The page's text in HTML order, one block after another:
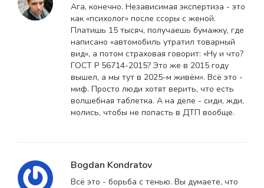
Ага, конечно. Независимая экспертиза - это
как «психолог» после ссоры с женой.
Платишь 15 тысяч, получаешь бумажку, где
написано «автомобиль утратил товарный
вид», а потом страховая говорит: «Ну и что?
ГОСТ Р 56714-2015? Это же в 2015 году
вышел, а мы тут в 2025-м живём». Всё это -
миф. Просто люди хотят верить, что есть
волшебная таблетка. А на деле - сиди, жди,
молись, чтобы не попасть в ДТП вообще.
Bogdan Kondratov
Всё это - борьба с тенью. Вы думаете, что